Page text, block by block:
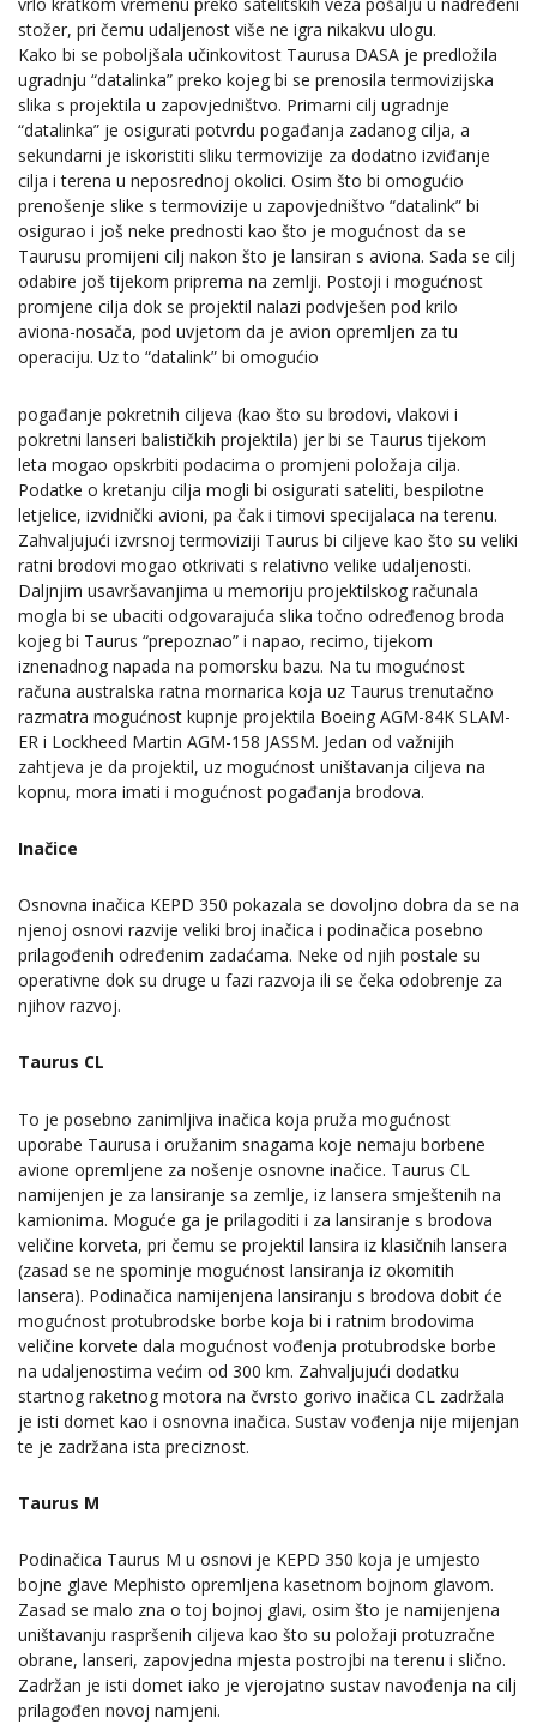
vrlo kratkom vremenu preko satelitskih veza pošalju u nadređeni
stožer, pri čemu udaljenost više ne igra nikakvu ulogu.
Kako bi se poboljšala učinkovitost Taurusa DASA je predložila
ugradnju “datalinka” preko kojeg bi se prenosila termovizijska
slika s projektila u zapovjedništvo. Primarni cilj ugradnje
“datalinka” je osigurati potvrdu pogađanja zadanog cilja, a
sekundarni je iskoristiti sliku termovizije za dodatno izviđanje
cilja i terena u neposrednoj okolici. Osim što bi omogućio
prenošenje slike s termovizije u zapovjedništvo “datalink” bi
osigurao i još neke prednosti kao što je mogućnost da se
Taurusu promijeni cilj nakon što je lansiran s aviona. Sada se cilj
odabire još tijekom priprema na zemlji. Postoji i mogućnost
promjene cilja dok se projektil nalazi podvješen pod krilo
aviona-nosača, pod uvjetom da je avion opremljen za tu
operaciju. Uz to “datalink” bi omogućio
pogađanje pokretnih ciljeva (kao što su brodovi, vlakovi i
pokretni lanseri balističkih projektila) jer bi se Taurus tijekom
leta mogao opskrbiti podacima o promjeni položaja cilja.
Podatke o kretanju cilja mogli bi osigurati sateliti, bespilotne
letjelice, izvidnički avioni, pa čak i timovi specijalaca na terenu.
Zahvaljujući izvrsnoj termoviziji Taurus bi ciljeve kao što su veliki
ratni brodovi mogao otkrivati s relativno velike udaljenosti.
Daljnjim usavršavanjima u memoriju projektilskog računala
mogla bi se ubaciti odgovarajuća slika točno određenog broda
kojeg bi Taurus “prepoznao” i napao, recimo, tijekom
iznenadnog napada na pomorsku bazu. Na tu mogućnost
računa australska ratna mornarica koja uz Taurus trenutačno
razmatra mogućnost kupnje projektila Boeing AGM-84K SLAM-
ER i Lockheed Martin AGM-158 JASSM. Jedan od važnijih
zahtjeva je da projektil, uz mogućnost uništavanja ciljeva na
kopnu, mora imati i mogućnost pogađanja brodova.
Inačice
Osnovna inačica KEPD 350 pokazala se dovoljno dobra da se na
njenoj osnovi razvije veliki broj inačica i podinačica posebno
prilagođenih određenim zadaćama. Neke od njih postale su
operativne dok su druge u fazi razvoja ili se čeka odobrenje za
njihov razvoj.
Taurus CL
To je posebno zanimljiva inačica koja pruža mogućnost
uporabe Taurusa i oružanim snagama koje nemaju borbene
avione opremljene za nošenje osnovne inačice. Taurus CL
namijenjen je za lansiranje sa zemlje, iz lansera smještenih na
kamionima. Moguće ga je prilagoditi i za lansiranje s brodova
veličine korveta, pri čemu se projektil lansira iz klasičnih lansera
(zasad se ne spominje mogućnost lansiranja iz okomitih
lansera). Podinačica namijenjena lansiranju s brodova dobit će
mogućnost protubrodske borbe koja bi i ratnim brodovima
veličine korvete dala mogućnost vođenja protubrodske borbe
na udaljenostima većim od 300 km. Zahvaljujući dodatku
startnog raketnog motora na čvrsto gorivo inačica CL zadržala
je isti domet kao i osnovna inačica. Sustav vođenja nije mijenjan
te je zadržana ista preciznost.
Taurus M
Podinačica Taurus M u osnovi je KEPD 350 koja je umjesto
bojne glave Mephisto opremljena kasetnom bojnom glavom.
Zasad se malo zna o toj bojnoj glavi, osim što je namijenjena
uništavanju raspršenih ciljeva kao što su položaji protuzračne
obrane, lanseri, zapovjedna mjesta postrojbi na terenu i slično.
Zadržan je isti domet iako je vjerojatno sustav navođenja na cilj
prilagođen novoj namjeni.